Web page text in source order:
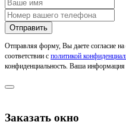
Отправляя форму, Вы даете согласие
соответствии с политикой
конфиденциальность. Ваша информация
Заказать окно